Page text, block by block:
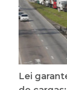
Lei